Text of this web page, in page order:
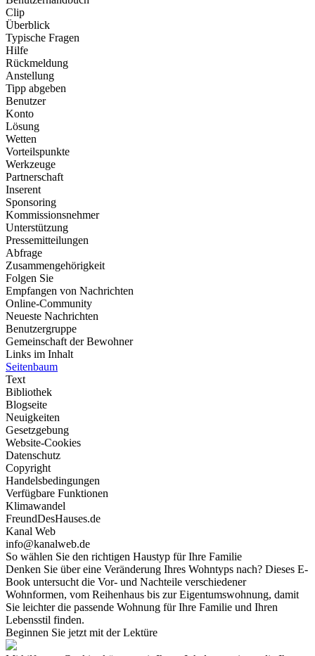
Clip
Überblick
Typische Fragen
Hilfe
Rückmeldung
Anstellung
Tipp abgeben
Benutzer
Konto
Lösung
Wetten
Vorteilspunkte
Werkzeuge
Partnerschaft
Inserent
Sponsoring
Kommissionsnehmer
Unterstützung
Pressemitteilungen
Abfrage
Zusammengehörigkeit
Folgen Sie
Empfangen von Nachrichten
Online-Community
Neueste Nachrichten
Benutzergruppe
Gemeinschaft der Bewohner
Links im Inhalt
Seitenbaum
Text
Bibliothek
Blogseite
Neuigkeiten
Gesetzgebung
Website-Cookies
Datenschutz
Copyright
Handelsbedingungen
Verfügbare Funktionen
Klimawandel
FreundDesHauses.de
Kanal Web
info@kanalweb.de
So wählen Sie den richtigen Haustyp für Ihre Familie
Denken Sie über eine Veränderung Ihres Wohntyps nach? Dieses E-
Book untersucht die Vor- und Nachteile verschiedener
Wohnformen, vom Reihenhaus bis zur Eigentumswohnung, damit
Sie leichter die passende Wohnung für Ihre Familie und Ihren
Lebensstil finden.
Beginnen Sie jetzt mit der Lektüre